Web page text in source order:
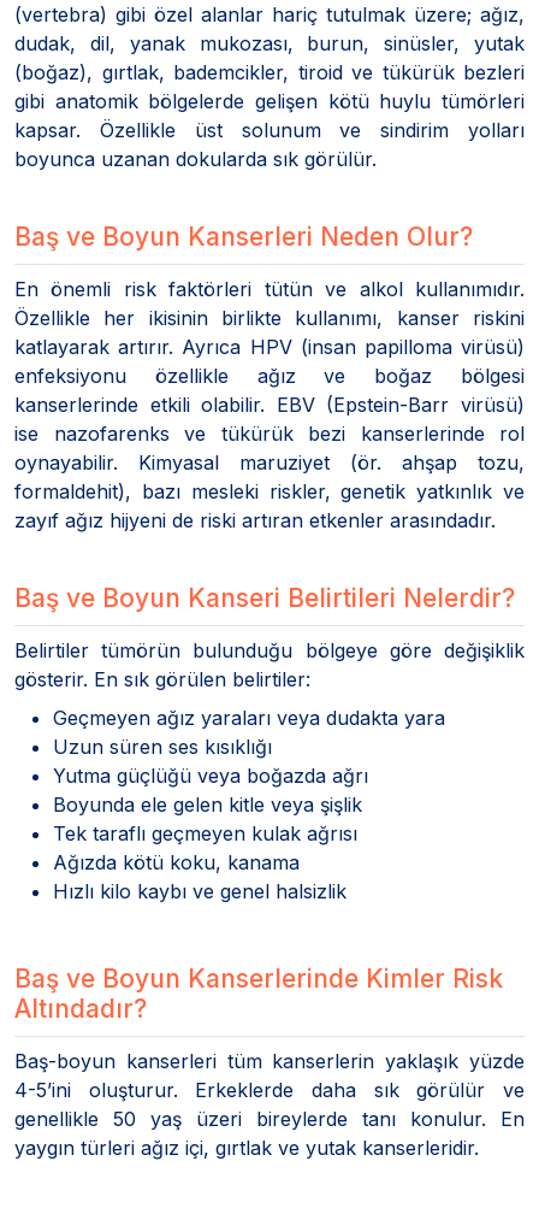
(vertebra) gibi özel alanlar hariç tutulmak üzere; ağız,
dudak, dil, yanak mukozası, burun, sinüsler, yutak
(boğaz), gırtlak, bademcikler, tiroid ve tükürük bezleri
gibi anatomik bölgelerde gelişen kötü huylu tümörleri
kapsar. Özellikle üst solunum ve sindirim yolları
boyunca uzanan dokularda sık görülür.
Baş ve Boyun Kanserleri Neden Olur?
En önemli risk faktörleri tütün ve alkol kullanımıdır.
Özellikle her ikisinin birlikte kullanımı, kanser riskini
katlayarak artırır. Ayrıca HPV (insan papilloma virüsü)
enfeksiyonu özellikle ağız ve boğaz bölgesi
kanserlerinde etkili olabilir. EBV (Epstein-Barr virüsü)
ise nazofarenks ve tükürük bezi kanserlerinde rol
oynayabilir. Kimyasal maruziyet (ör. ahşap tozu,
formaldehit), bazı mesleki riskler, genetik yatkınlık ve
zayıf ağız hijyeni de riski artıran etkenler arasındadır.
Baş ve Boyun Kanseri Belirtileri Nelerdir?
Belirtiler tümörün bulunduğu bölgeye göre değişiklik
gösterir. En sık görülen belirtiler:
Geçmeyen ağız yaraları veya dudakta yara
Uzun süren ses kısıklığı
Yutma güçlüğü veya boğazda ağrı
Boyunda ele gelen kitle veya şişlik
Tek taraflı geçmeyen kulak ağrısı
Ağızda kötü koku, kanama
Hızlı kilo kaybı ve genel halsizlik
Baş ve Boyun Kanserlerinde Kimler Risk
Altındadır?
Baş-boyun kanserleri tüm kanserlerin yaklaşık yüzde
4-5’ini oluşturur. Erkeklerde daha sık görülür ve
genellikle 50 yaş üzeri bireylerde tanı konulur. En
yaygın türleri ağız içi, gırtlak ve yutak kanserleridir.